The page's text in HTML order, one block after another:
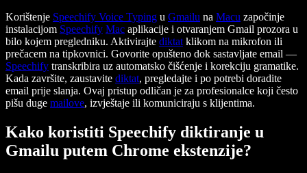
Korištenje Speechify Voice Typing u Gmailu na Macu započinje
instalacijom Speechify Mac aplikacije i otvaranjem Gmail prozora u
bilo kojem pregledniku. Aktivirajte diktat klikom na mikrofon ili
prečacem na tipkovnici. Govorite opušteno dok sastavljate email —
Speechify transkribira uz automatsko čišćenje i korekciju gramatike.
Kada završite, zaustavite diktat, pregledajte i po potrebi doradite
email prije slanja. Ovaj pristup odličan je za profesionalce koji često
pišu duge mailove, izvještaje ili komuniciraju s klijentima.
Kako koristiti Speechify diktiranje u
Gmailu putem Chrome ekstenzije?